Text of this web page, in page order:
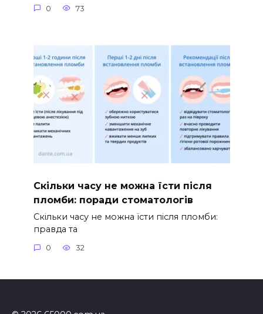
0 73
Скільки часу не можна їсти після
пломби: поради стоматологів
Скільки часу не можна їсти після пломби:
правда та
0 32